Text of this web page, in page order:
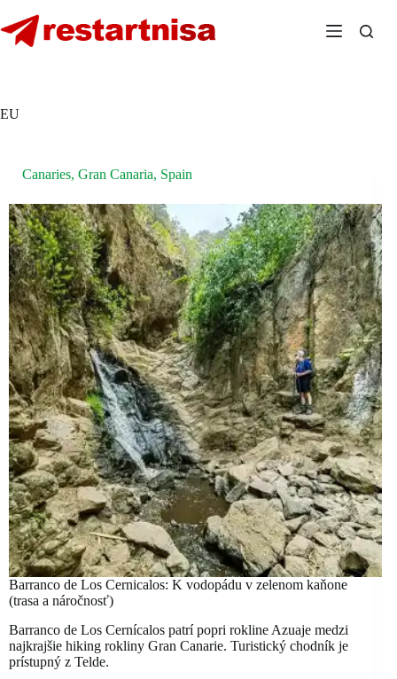
to
content
EU
Canaries, Gran Canaria, Spain
Barranco de Los Cernicalos: K vodopádu v zelenom kaňone
(trasa a náročnosť)
Barranco de Los Cernícalos patrí popri rokline Azuaje medzi
najkrajšie hiking rokliny Gran Canarie. Turistický chodník je
prístupný z Telde.